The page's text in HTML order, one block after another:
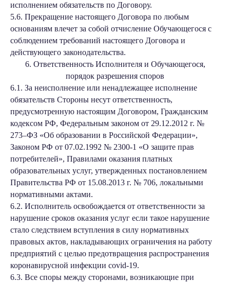
исполнением обязательств по Договору.
5.6. Прекращение настоящего Договора по любым
основаниям влечет за собой отчисление Обучающегося с
соблюдением требований настоящего Договора и
действующего законодательства.
6. Ответственность Исполнителя и Обучающегося,
порядок разрешения споров
6.1. За неисполнение или ненадлежащее исполнение
обязательств Стороны несут ответственность,
предусмотренную настоящим Договором, Гражданским
кодексом РФ, Федеральным законом от 29.12.2012 г. №
273–ФЗ «Об образовании в Российской Федерации»,
Законом РФ от 07.02.1992 № 2300-1 «О защите прав
потребителей», Правилами оказания платных
образовательных услуг, утвержденных постановлением
Правительства РФ от 15.08.2013 г. № 706, локальными
нормативными актами.
6.2. Исполнитель освобождается от ответственности за
нарушение сроков оказания услуг если такое нарушение
стало следствием вступления в силу нормативных
правовых актов, накладывающих ограничения на работу
предприятий с целью предотвращения распространения
коронавирусной инфекции covid-19.
6.3. Все споры между сторонами, возникающие при